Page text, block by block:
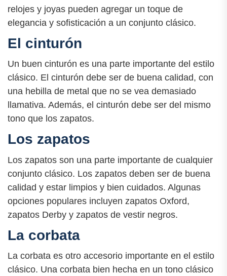
relojes y joyas pueden agregar un toque de
elegancia y sofisticación a un conjunto clásico.
El cinturón
Un buen cinturón es una parte importante del estilo
clásico. El cinturón debe ser de buena calidad, con
una hebilla de metal que no se vea demasiado
llamativa. Además, el cinturón debe ser del mismo
tono que los zapatos.
Los zapatos
Los zapatos son una parte importante de cualquier
conjunto clásico. Los zapatos deben ser de buena
calidad y estar limpios y bien cuidados. Algunas
opciones populares incluyen zapatos Oxford,
zapatos Derby y zapatos de vestir negros.
La corbata
La corbata es otro accesorio importante en el estilo
clásico. Una corbata bien hecha en un tono clásico